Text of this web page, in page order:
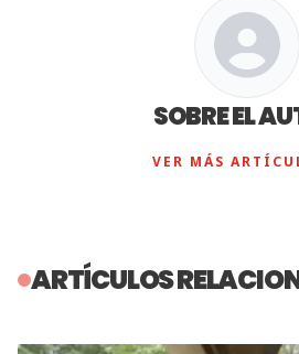
SOBRE EL
VER MÁS
ARTÍCULOS